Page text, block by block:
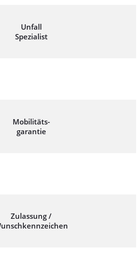
Unfall
Spezialist
Mobilitäts-
garantie
Zulassung /